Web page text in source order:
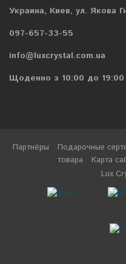
Украина, Киев, ул. Якова
097-657-33-55
info@luxcrystal.com.ua
Щоденно з 10:00 до 19:00
Партнёры Подарочные
товара
Карта
Lux